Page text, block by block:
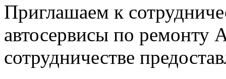
Приглашаем к
автосервисы по
сотрудничестве